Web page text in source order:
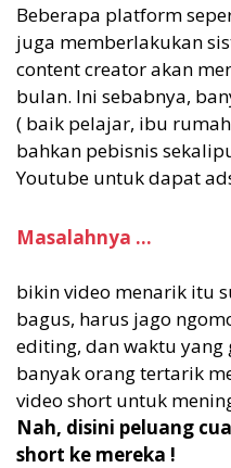
Beberapa platform
juga memberlakukan
content creator akan
bulan. Ini sebabnya,
( baik pelajar, ibu
bahkan pebisnis
Youtube untuk dapat
Masalahnya ...
bikin video menarik itu
bagus, harus jago
editing, dan waktu yang
banyak orang tertarik
video short untuk
Nah, disini peluang
short ke mereka !